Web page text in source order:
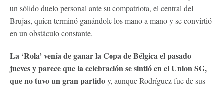
un sólido duelo personal ante su compatriota, el central del
Brujas, quien terminó ganándole los mano a mano y se convirtió
en un obstáculo constante.
La ‘Rola’ venía de ganar la Copa de Bélgica el pasado
jueves y parece que la celebración se sintió en el Union SG,
que no tuvo un gran partidoy, aunque Rodríguez fue de sus